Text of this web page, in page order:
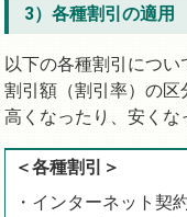
3）各種割引の適用
以下の各種割引につ
割引額（割引率）の
高くなったり、安くな
＜各種割引＞
・インターネット